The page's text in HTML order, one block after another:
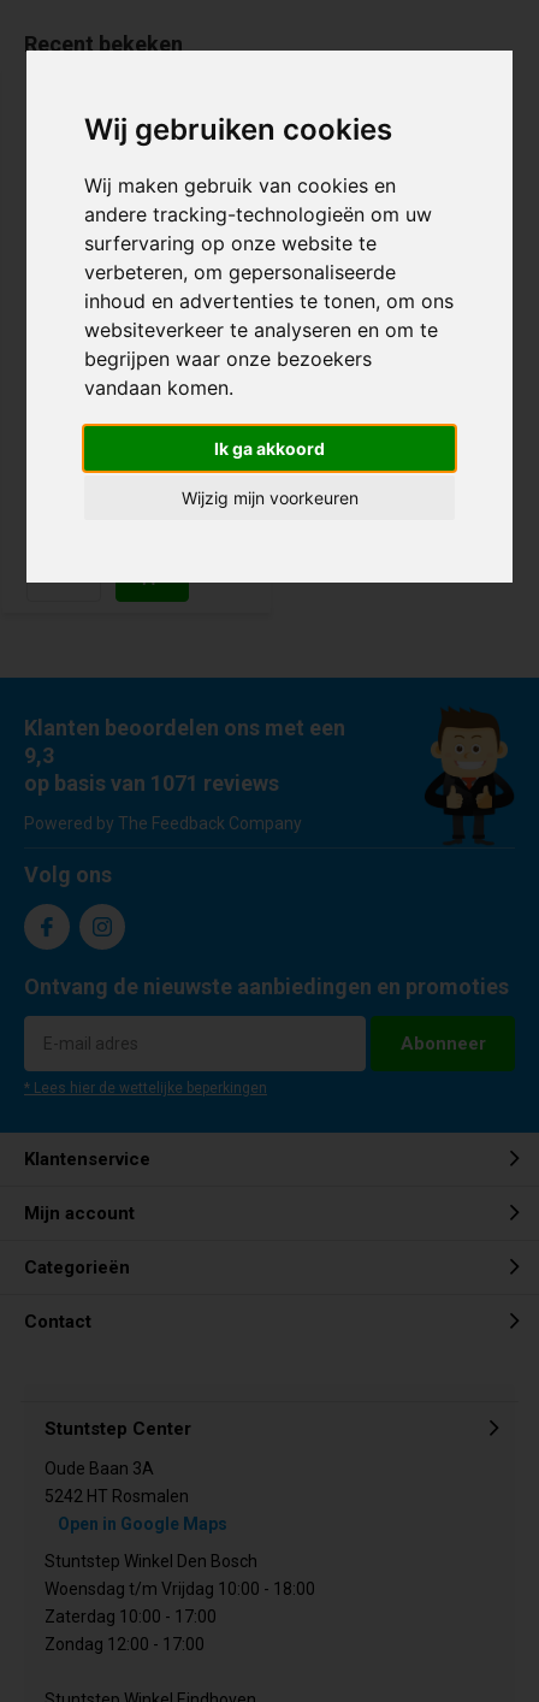
Wij gebruiken cookies
Wij maken gebruik van cookies en
andere tracking-technologieën om uw
surfervaring op onze website te
verbeteren, om gepersonaliseerde
inhoud en advertenties te tonen, om ons
websiteverkeer te analyseren en om te
begrijpen waar onze bezoekers
vandaan komen.
Ik ga akkoord
Wijzig mijn voorkeuren
Recent bekeken
Core Echo Griptape
€ 7,95
Voor 20:00 besteld, morgen in
Klanten beoordelen ons met een
9,3
op basis van 1071 reviews
Powered by The Feedback Company
Volg ons
Ontvang de nieuwste aanbiedingen en promoties
Abonneer
* Lees hier de wettelijke beperkingen
Klantenservice
Mijn account
Categorieën
Contact
Stuntstep Center
Oude Baan 3A
5242 HT Rosmalen
Open in Google Maps
Stuntstep Winkel Den Bosch
Woensdag t/m Vrijdag 10:00 - 18:00
Zaterdag 10:00 - 17:00
Zondag 12:00 - 17:00